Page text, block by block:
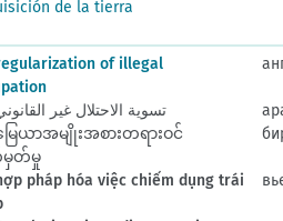
de la tierra
of illegal
تسوية الاحتلال غير
ြေယာအမျိုးအစားတရားဝင်
တ်မှု
pháp hóa việc chiếm dụng trái